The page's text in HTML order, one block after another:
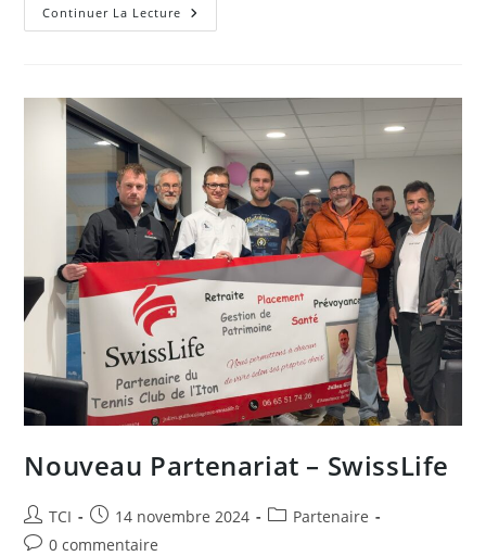
Continuer La Lecture UNSS
Immaculée
Nouveau Partenariat – SwissLife
Auteur/autrice
de
TCI
Publication
publiée :
14 novembre 2024
PostPartenaire
Commentaires
0 commentaire